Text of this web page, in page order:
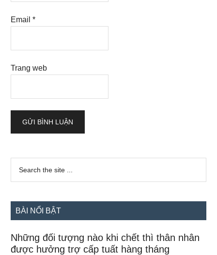
Email*
Trang web
Sidebar
chính
...
BÀI NỔI BẬT
Những đối tượng nào khi chết thì thân nhân
được hưởng trợ cấp tuất hàng tháng